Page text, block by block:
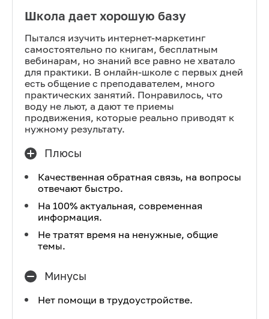
Школа дает хорошую базу
Пытался изучить интернет-маркетинг
самостоятельно по книгам, бесплатным
вебинарам, но знаний все равно не хватало
для практики. В онлайн-школе с первых дней
есть общение с преподавателем, много
практических занятий. Понравилось, что
воду не льют, а дают те приемы
продвижения, которые реально приводят к
нужному результату.
Плюсы
Качественная обратная связь, на вопросы
отвечают быстро.
На 100% актуальная, современная
информация.
Не тратят время на ненужные, общие
темы.
Минусы
Нет помощи в трудоустройстве.